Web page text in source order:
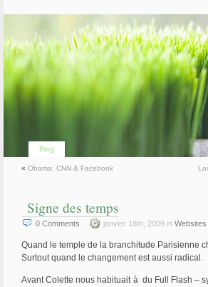
Blog
« Obama, CNN & Facebook
Signe des temps
0 Comments janvier 18th, 2009 in Websites
Quand le temple de la branchitude Parisienne
Surtout quand le changement est aussi radical.
Avant Colette nous habituait à du Full Flash –